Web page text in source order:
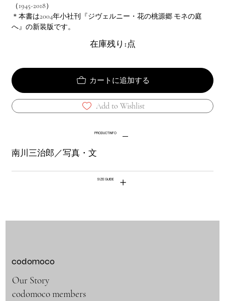
（1945-2018）
＊本書は2004年小社刊『ジヴェルニー・花の桃源郷 モネの庭
へ』の新装版です。
在庫残り1点
カートに追加する
Add to Wishlist
PRODUCT INFO
南川三治郎／写真・文
SIZE GUIDE
codomoco
Our Story
codomoco members